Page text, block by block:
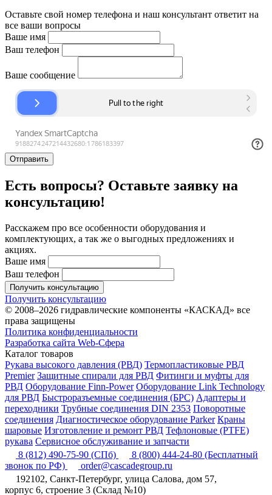
Оставьте свой номер телефона и наш консультант ответит на
все ваши вопросы
Ваше имя
Ваш телефон
Ваше сообщение
Отправить
Есть вопросы? Оставьте заявку на
консультацию!
Расскажем про все особенности оборудования и
комплектующих, а так же о выгодных предложениях и
акциях.
Ваше имя
Ваш телефон
Получить консультацию
Получить консультацию
© 2008–2026 гидравлические компоненты «КАСКАД» все
права защищены
Политика конфиденциальности
Разработка сайта Web-Сфера
Каталог товаров
Рукава высокого давления (РВД) Термопластиковые РВД
Premier Защитные спирали для РВД Фитинги и муфты для
РВД Оборудование Finn-Power Оборудование Link Technology
для РВД Быстроразъемные соединения (БРС) Адаптеры и
переходники Трубные соединения DIN 2353 Поворотные
соединения Диагностическое оборудование Parker Краны
шаровые Изготовление и ремонт РВД Тефлоновые (PTFE)
рукава Сервисное обслуживание и запчасти
8 (812) 490-75-90 (СПб) 8 (800) 444-24-80 (Бесплатный
звонок по РФ)
order@cascadegroup.ru
192102, Санкт-Петербург, улица Салова, дом 57,
корпус 6, строение 3 (Склад №10)